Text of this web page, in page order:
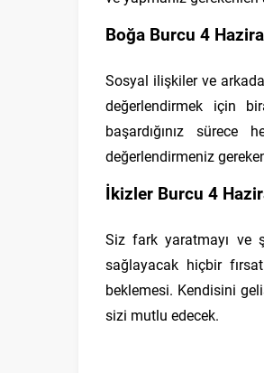
Boğa Burcu 4
Sosyal ilişkiler ve
değerlendirmek için
başardığınız
değerlendirmeniz
İkizler Burcu 4
Siz fark yaratmayı ve
sağlayacak hiçbir
beklemesi. Kendisini
sizi mutlu edecek.